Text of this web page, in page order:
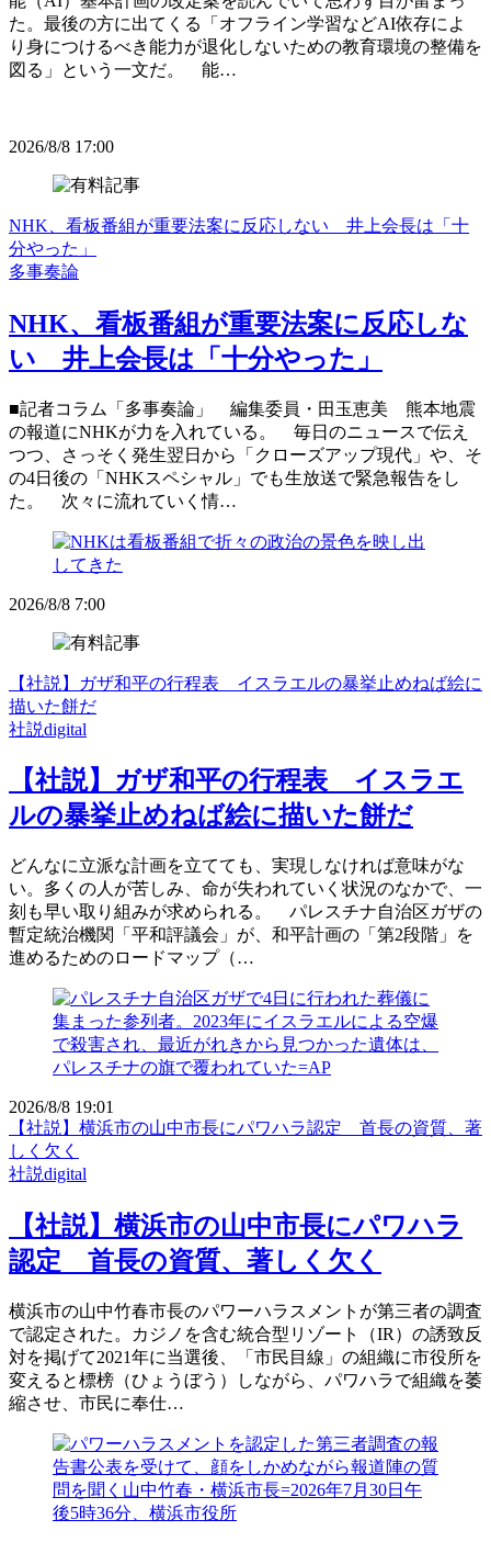
た。最後の方に出てくる「オフライン学習などAI依存によ
り身につけるべき能力が退化しないための教育環境の整備を
図る」という一文だ。 能…
2026/8/8 17:00
NHK、看板番組が重要法案に反応しない 井上会長は「十
分やった」
多事奏論
NHK、看板番組が重要法案に反応しな
い 井上会長は「十分やった」
■記者コラム「多事奏論」 編集委員・田玉恵美 熊本地震
の報道にNHKが力を入れている。 毎日のニュースで伝え
つつ、さっそく発生翌日から「クローズアップ現代」や、そ
の4日後の「NHKスペシャル」でも生放送で緊急報告をし
た。 次々に流れていく情…
2026/8/8 7:00
【社説】ガザ和平の行程表 イスラエルの暴挙止めねば絵に
描いた餅だ
社説digital
【社説】ガザ和平の行程表 イスラエ
ルの暴挙止めねば絵に描いた餅だ
どんなに立派な計画を立てても、実現しなければ意味がな
い。多くの人が苦しみ、命が失われていく状況のなかで、一
刻も早い取り組みが求められる。 パレスチナ自治区ガザの
暫定統治機関「平和評議会」が、和平計画の「第2段階」を
進めるためのロードマップ（…
2026/8/8 19:01
【社説】横浜市の山中市長にパワハラ認定 首長の資質、著
しく欠く
社説digital
【社説】横浜市の山中市長にパワハラ
認定 首長の資質、著しく欠く
横浜市の山中竹春市長のパワーハラスメントが第三者の調査
で認定された。カジノを含む統合型リゾート（IR）の誘致反
対を掲げて2021年に当選後、「市民目線」の組織に市役所を
変えると標榜（ひょうぼう）しながら、パワハラで組織を萎
縮させ、市民に奉仕…